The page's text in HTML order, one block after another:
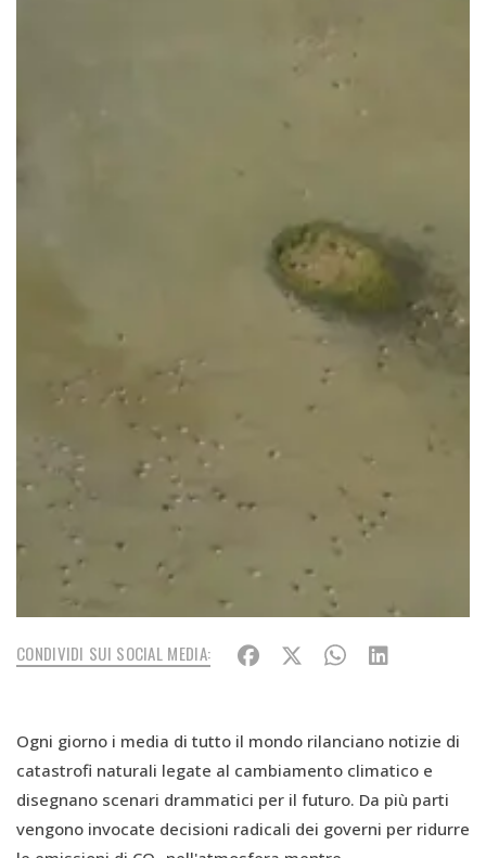
CONDIVIDI SUI SOCIAL MEDIA:
Ogni giorno i media di tutto il mondo rilanciano notizie di
catastrofi naturali legate al cambiamento climatico e
disegnano scenari drammatici per il futuro. Da più parti
vengono invocate decisioni radicali dei governi per ridurre